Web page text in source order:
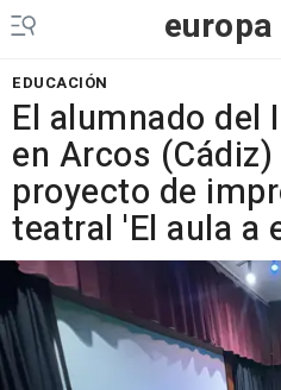
europa
EDUCACIÓN
El alumnado del
en Arcos
proyecto de
teatral 'El aula a